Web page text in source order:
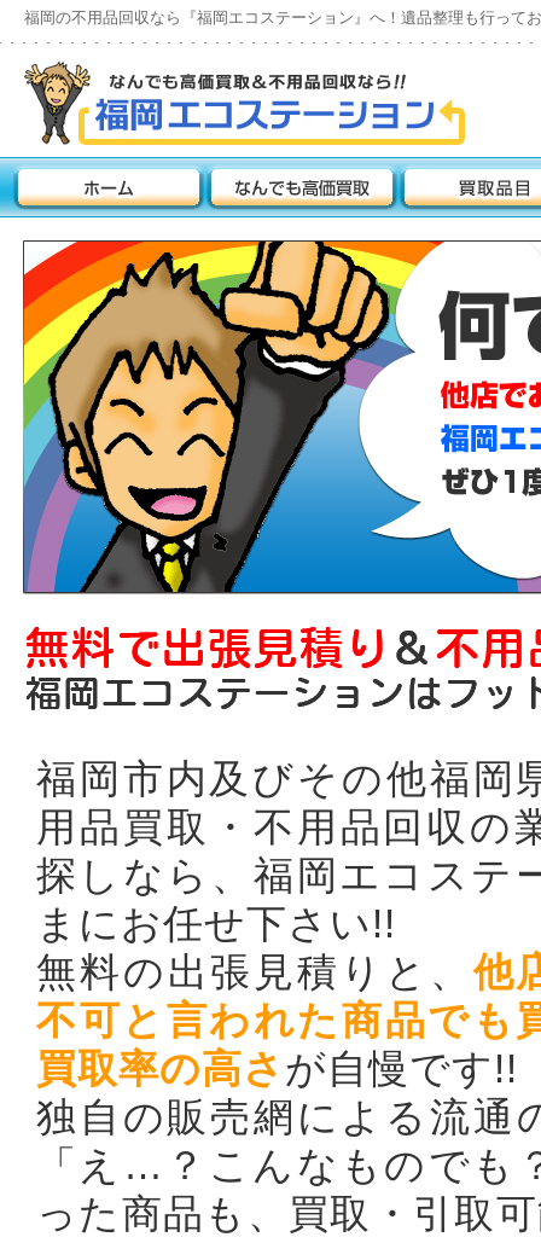
福岡の不用品回収なら『福岡エコステーション』へ！遺品整理も行って
福岡市内及びその他福岡
用品買取・不用品回収の
探しなら、福岡エコステ
まにお任せ下さい!!
無料の出張見積りと、他
不可と言われた商品でも
買取率の高さ が自慢です!!
独自の販売網による流通
「え…？こんなものでも
った商品も、買取・引取